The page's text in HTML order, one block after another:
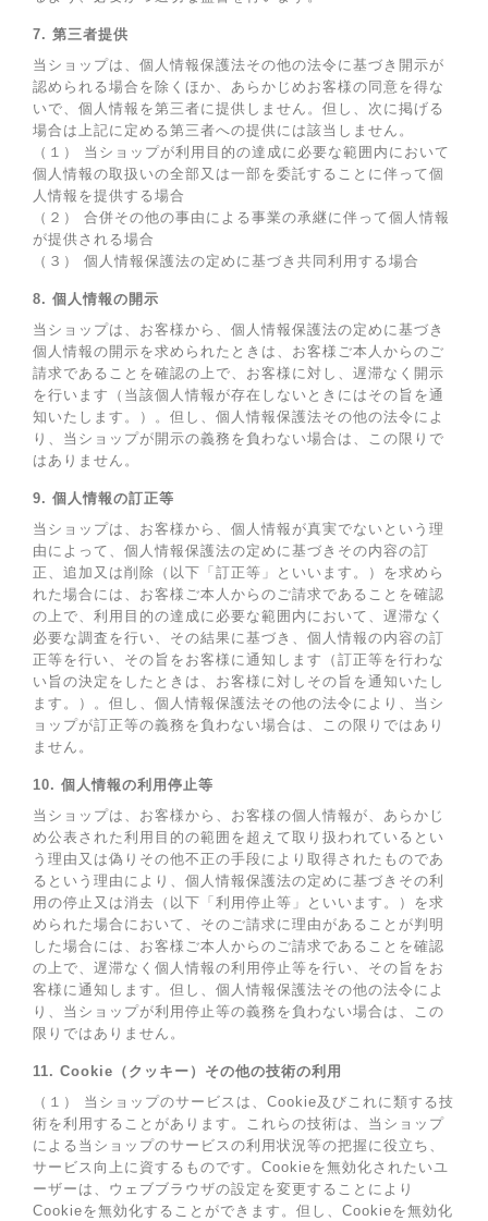
7. 第三者提供
当ショップは、個人情報保護法その他の法令に基づき開示が
認められる場合を除くほか、あらかじめお客様の同意を得な
いで、個人情報を第三者に提供しません。但し、次に掲げる
場合は上記に定める第三者への提供には該当しません。
（１） 当ショップが利用目的の達成に必要な範囲内において
個人情報の取扱いの全部又は一部を委託することに伴って個
人情報を提供する場合
（２） 合併その他の事由による事業の承継に伴って個人情報
が提供される場合
（３） 個人情報保護法の定めに基づき共同利用する場合
8. 個人情報の開示
当ショップは、お客様から、個人情報保護法の定めに基づき
個人情報の開示を求められたときは、お客様ご本人からのご
請求であることを確認の上で、お客様に対し、遅滞なく開示
を行います（当該個人情報が存在しないときにはその旨を通
知いたします。）。但し、個人情報保護法その他の法令によ
り、当ショップが開示の義務を負わない場合は、この限りで
はありません。
9. 個人情報の訂正等
当ショップは、お客様から、個人情報が真実でないという理
由によって、個人情報保護法の定めに基づきその内容の訂
正、追加又は削除（以下「訂正等」といいます。）を求めら
れた場合には、お客様ご本人からのご請求であることを確認
の上で、利用目的の達成に必要な範囲内において、遅滞なく
必要な調査を行い、その結果に基づき、個人情報の内容の訂
正等を行い、その旨をお客様に通知します（訂正等を行わな
い旨の決定をしたときは、お客様に対しその旨を通知いたし
ます。）。但し、個人情報保護法その他の法令により、当シ
ョップが訂正等の義務を負わない場合は、この限りではあり
ません。
10. 個人情報の利用停止等
当ショップは、お客様から、お客様の個人情報が、あらかじ
め公表された利用目的の範囲を超えて取り扱われているとい
う理由又は偽りその他不正の手段により取得されたものであ
るという理由により、個人情報保護法の定めに基づきその利
用の停止又は消去（以下「利用停止等」といいます。）を求
められた場合において、そのご請求に理由があることが判明
した場合には、お客様ご本人からのご請求であることを確認
の上で、遅滞なく個人情報の利用停止等を行い、その旨をお
客様に通知します。但し、個人情報保護法その他の法令によ
り、当ショップが利用停止等の義務を負わない場合は、この
限りではありません。
11. Cookie（クッキー）その他の技術の利用
（１） 当ショップのサービスは、Cookie及びこれに類する技
術を利用することがあります。これらの技術は、当ショップ
による当ショップのサービスの利用状況等の把握に役立ち、
サービス向上に資するものです。Cookieを無効化されたいユ
ーザーは、ウェブブラウザの設定を変更することにより
Cookieを無効化することができます。但し、Cookieを無効化